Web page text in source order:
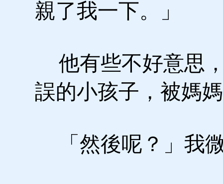
親了我一下。」
他有些不好意思
誤的小孩子，被媽
「然後呢？」我